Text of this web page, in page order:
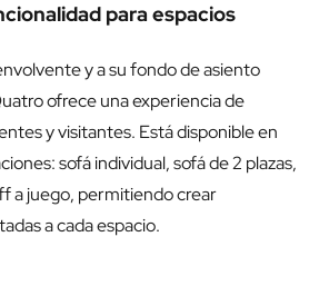
para espacios
y a su fondo de asiento
ofrece una experiencia de
y visitantes. Está disponible en
sofá individual, sofá de 2 plazas,
a juego, permitiendo crear
a cada espacio.